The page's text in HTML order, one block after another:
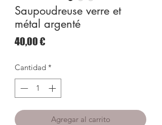
Saupoudreuse verre et
métal argenté
40,00 €
Cantidad *
Agregar al carrito